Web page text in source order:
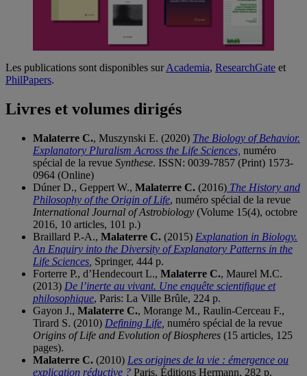
Les publications sont disponibles surAcademia, ResearchGate et
PhilPapers.
Livres et volumes dirigés
Malaterre C., Muszynski E. (2020) The Biology of Behavior.
Explanatory Pluralism Across the Life Sciences, numéro
spécial de la revue Synthese. ISSN: 0039-7857 (Print) 1573-
0964 (Online)
Dúner D., Geppert W., Malaterre C. (2016) The History and
Philosophy of the Origin of Life, numéro spécial de la revue
International Journal of Astrobiology (Volume 15(4), octobre
2016, 10 articles, 101 p.)
Braillard P.-A., Malaterre C. (2015) Explanation in Biology.
An Enquiry into the Diversity of Explanatory Patterns in the
Life Sciences Springer, 444 p.
Forterre P., d’Hendecourt L., Malaterre C., Maurel M.C.
(2013) De l’inerte au vivant. Une enquête scientifique et
philosophique, Paris: La Ville Brûle, 224 p.
Gayon J., Malaterre C., Morange M., Raulin-Cerceau F.,
Tirard S. (2010) Defining Life numéro spécial de la revue
Origins of Life and Evolution of Biospheres (15 articles, 125
pages).
Malaterre C. (2010) Les origines de la vie : émergence ou
explication réductive ? Paris, Éditions Hermann, 282 p.